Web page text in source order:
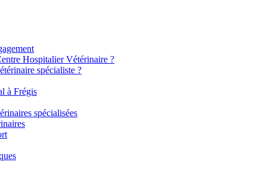
Hospitalier Vétérinaire ?
spécialiste ?
à Frégis
spécialisées